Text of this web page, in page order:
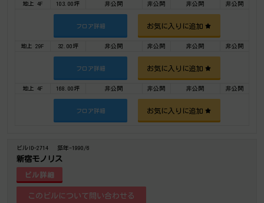
地上 4F 103.00坪 非公開 非公開 非公開 非公開
フロア詳細 お気に入りに追加
地上 29F 32.00坪 非公開 非公開 非公開 非公開
フロア詳細 お気に入りに追加
地上 4F 168.00坪 非公開 非公開 非公開 非公開
フロア詳細 お気に入りに追加
ビルID-2714 築年-1990/6
新宿モノリス
ビル詳細